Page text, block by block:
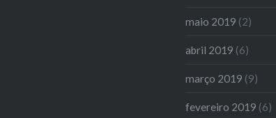
maio 2019 (2)
abril 2019 (6)
março 2019 (9)
fevereiro 2019 (6)